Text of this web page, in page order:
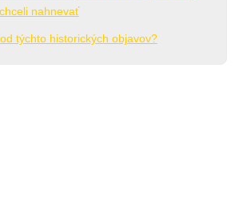
nahnevať
týchto historických objavov?